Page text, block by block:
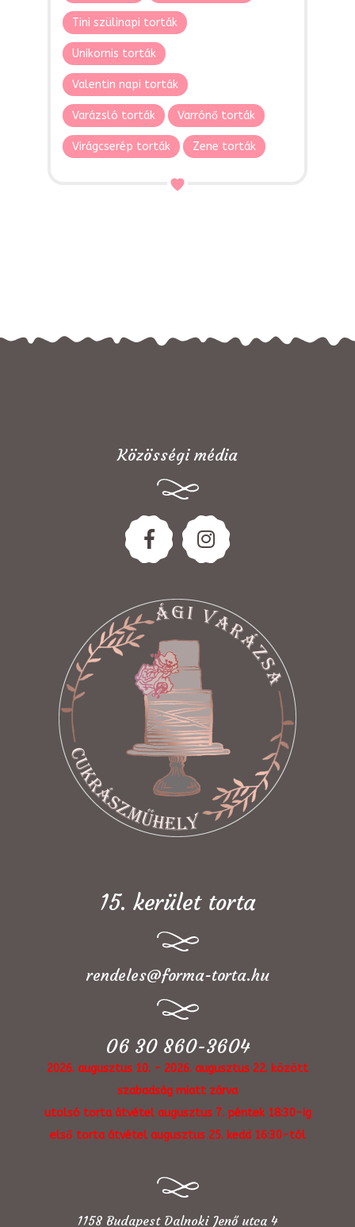
Tini szülinapi torták
Unikornis torták
Valentin napi torták
Varázsló torták Varrónő torták
Virágcserép torták Zene torták
Közösségi média
15. kerület torta
rendeles@forma-torta.hu
06 30 860-3604
2026. augusztus 10. - 2026. augusztus 22. között
szabadság miatt zárva
utolsó torta átvétel augusztus 7. péntek 18:30-ig
első torta átvétel augusztus 25. kedd 16:30-tól
1158 Budapest Dalnoki Jenő utca 4